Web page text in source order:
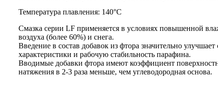
Температура плавления: 140°C
Смазка серии LF применяется в условиях повышенной
воздуха (более 60%) и снега.
Введение в состав добавок из фтора значительно улучшает
характеристики и рабочую стабильность парафина.
Вводимые добавки фтора имеют коэффициент
натяжения в 2-3 раза меньше, чем углеводородная основа.